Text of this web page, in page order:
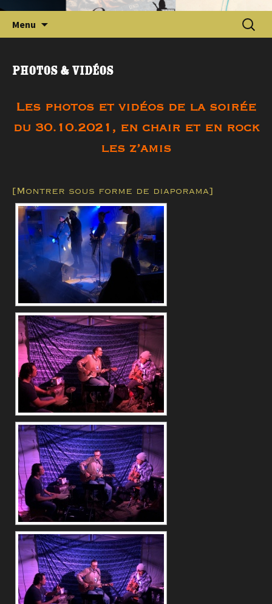
Menu
principal
Photos & Vidéos
Les photos et vidéos de la soirée
du 30.10.2021, en chair et en rock
les z’amis
[Montrer sous forme de diaporama]